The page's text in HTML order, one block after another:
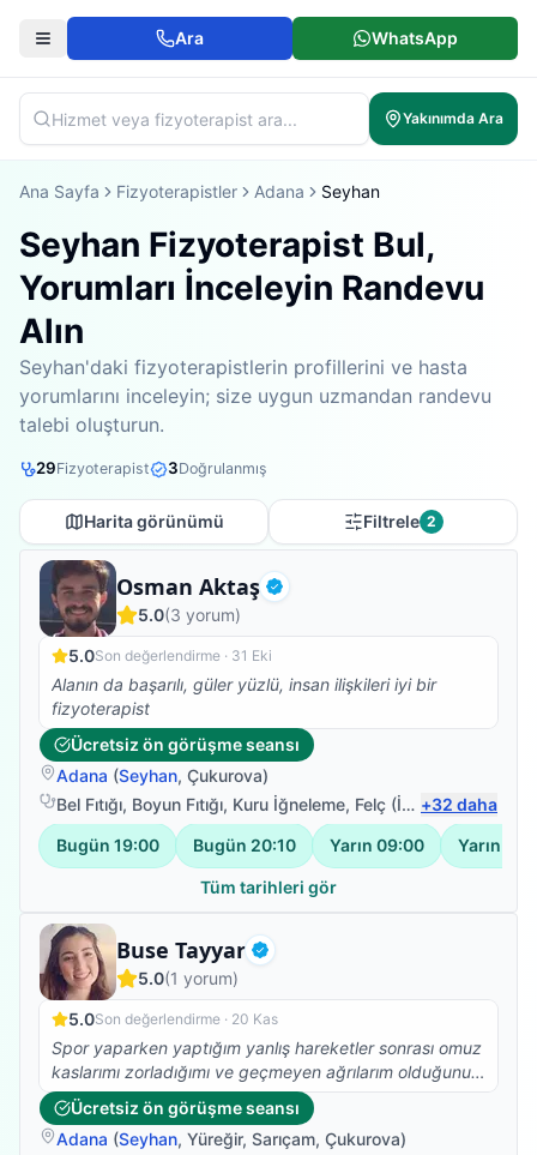
Ara WhatsApp
Yakınımda Ara
Ana Sayfa Fizyoterapistler Adana Seyhan
Seyhan Fizyoterapist Bul,
Yorumları İnceleyin Randevu
Alın
Seyhan'daki fizyoterapistlerin profillerini ve hasta
yorumlarını inceleyin; size uygun uzmandan randevu
talebi oluşturun.
29Fizyoterapist 3Doğrulanmış
Harita görünümü Filtrele 2
Osman Aktaş Doğrulanmış
Fizyoterapist
5.0(3 yorum)
5.0Son değerlendirme · 31 Eki
Alanın da başarılı, güler yüzlü, insan ilişkileri iyi bir
fizyoterapist
Ücretsiz ön görüşme seansı
Adana (Seyhan, Çukurova)
Bel Fıtığı, Boyun Fıtığı, Kuru İğneleme, Felç (İnme) Fizyoterapisi +32 daha
Bugün 19:00 Bugün 20:10 Yarın 09:00 Yarın
Tüm tarihleri gör
Buse Tayyar Doğrulanmış
Fizyoterapist
5.0(1 yorum)
5.0Son değerlendirme · 20 Kas
Spor yaparken yaptığım yanlış hareketler sonrası omuz
kaslarımı zorladığımı ve geçmeyen ağrılarım olduğunu
fark ettim. Buse hanım bu süreçte gerçekten çok
faydalı oldu, yaptığı doğru tespit ve egzersizlerle
ağrılarımın geçmesini sağladı. Ayrıca kendisi
Ücretsiz ön görüşme seansı
Adana (Seyhan, Yüreğir, Sarıçam, Çukurova)